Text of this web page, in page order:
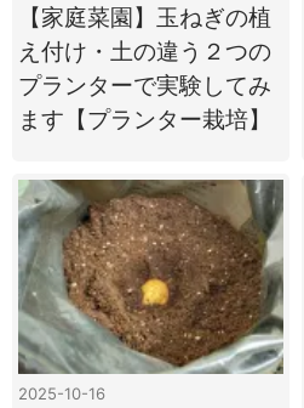
【家庭菜園】玉ねぎの植
え付け・土の違う２つの
プランターで実験してみ
ます【プランター栽培】
2025-10-16